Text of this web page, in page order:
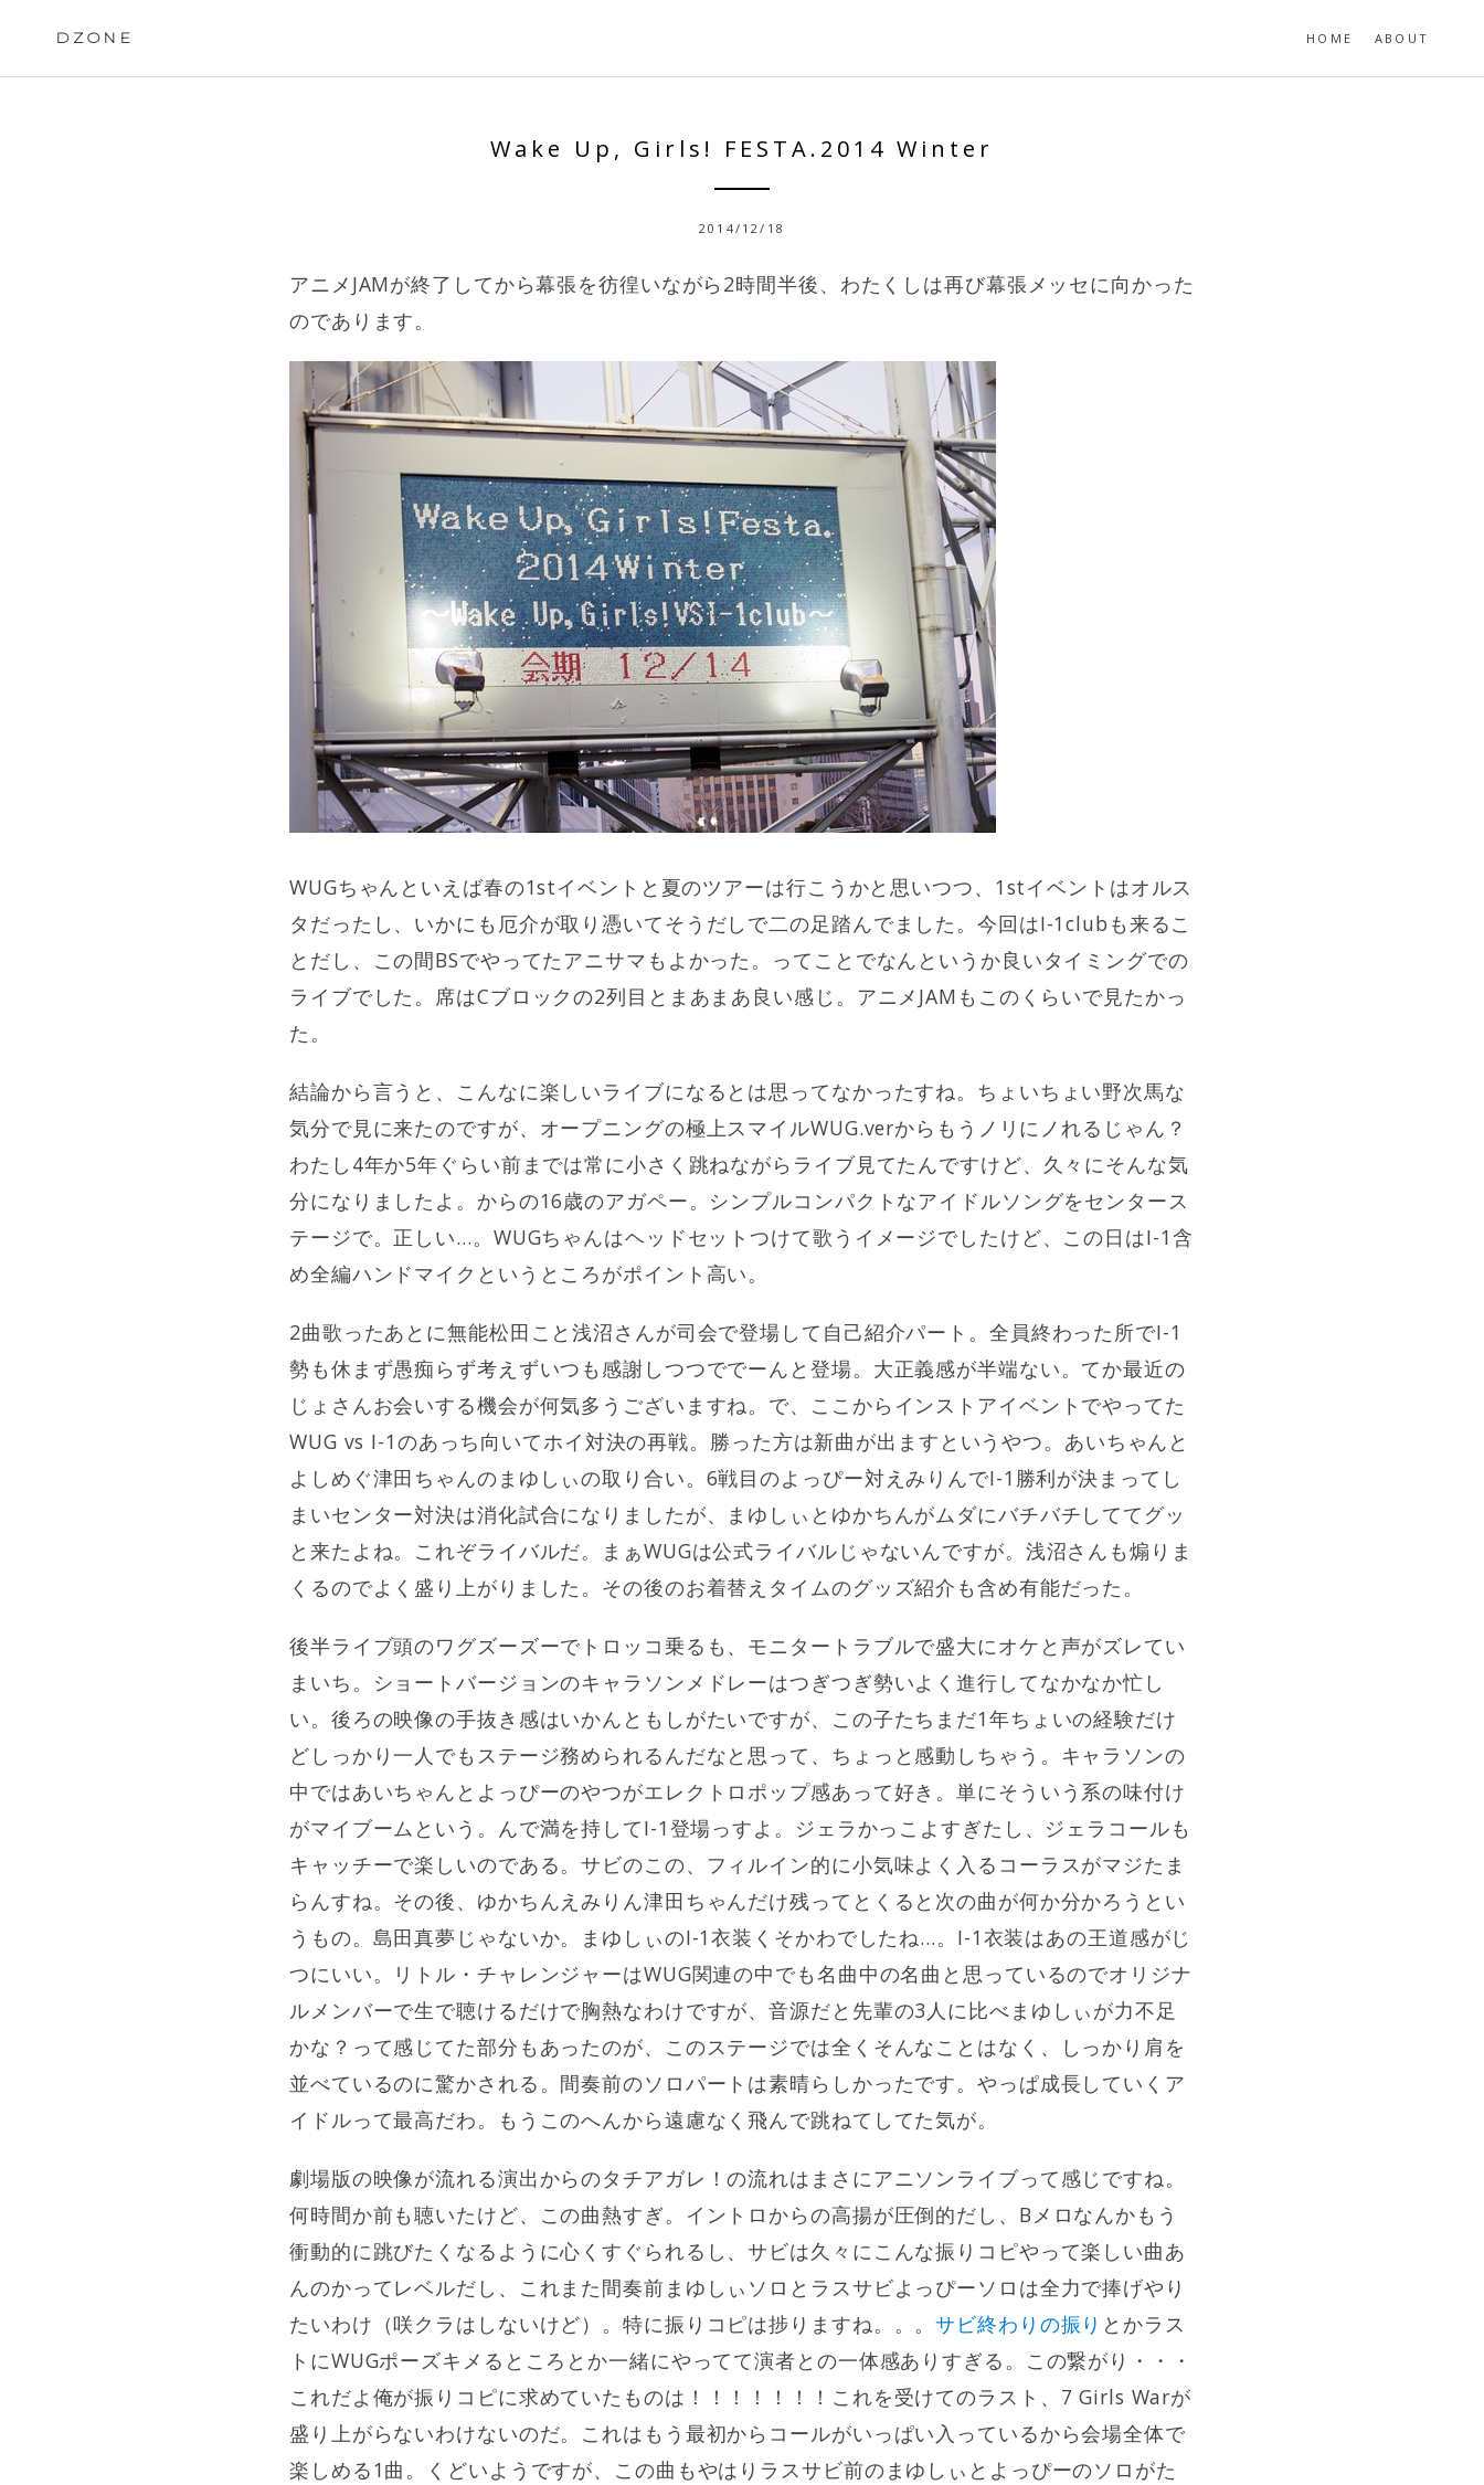
DZONE HOME ABOUT
Wake Up, Girls! FESTA.2014 Winter
2014/12/18
アニメJAMが終了してから幕張を彷徨いながら2時間半後、わたくしは再び幕張メッセに向かった
のであります。
WUGちゃんといえば春の1stイベントと夏のツアーは行こうかと思いつつ、1stイベントはオルス
タだったし、いかにも厄介が取り憑いてそうだしで二の足踏んでました。今回はI-1clubも来るこ
とだし、この間BSでやってたアニサマもよかった。ってことでなんというか良いタイミングでの
ライブでした。席はCブロックの2列目とまあまあ良い感じ。アニメJAMもこのくらいで見たかっ
た。
結論から言うと、こんなに楽しいライブになるとは思ってなかったすね。ちょいちょい野次馬な
気分で見に来たのですが、オープニングの極上スマイルWUG.verからもうノリにノれるじゃん？
わたし4年か5年ぐらい前までは常に小さく跳ねながらライブ見てたんですけど、久々にそんな気
分になりましたよ。からの16歳のアガペー。シンプルコンパクトなアイドルソングをセンタース
テージで。正しい…。WUGちゃんはヘッドセットつけて歌うイメージでしたけど、この日はI-1含
め全編ハンドマイクというところがポイント高い。
2曲歌ったあとに無能松田こと浅沼さんが司会で登場して自己紹介パート。全員終わった所でI-1
勢も休まず愚痴らず考えずいつも感謝しつつででーんと登場。大正義感が半端ない。てか最近の
じょさんお会いする機会が何気多うございますね。で、ここからインストアイベントでやってた
WUG vs I-1のあっち向いてホイ対決の再戦。勝った方は新曲が出ますというやつ。あいちゃんと
よしめぐ津田ちゃんのまゆしぃの取り合い。6戦目のよっぴー対えみりんでI-1勝利が決まってし
まいセンター対決は消化試合になりましたが、まゆしぃとゆかちんがムダにバチバチしててグッ
と来たよね。これぞライバルだ。まぁWUGは公式ライバルじゃないんですが。浅沼さんも煽りま
くるのでよく盛り上がりました。その後のお着替えタイムのグッズ紹介も含め有能だった。
後半ライブ頭のワグズーズーでトロッコ乗るも、モニタートラブルで盛大にオケと声がズレてい
まいち。ショートバージョンのキャラソンメドレーはつぎつぎ勢いよく進行してなかなか忙し
い。後ろの映像の手抜き感はいかんともしがたいですが、この子たちまだ1年ちょいの経験だけ
どしっかり一人でもステージ務められるんだなと思って、ちょっと感動しちゃう。キャラソンの
中ではあいちゃんとよっぴーのやつがエレクトロポップ感あって好き。単にそういう系の味付け
がマイブームという。んで満を持してI-1登場っすよ。ジェラかっこよすぎたし、ジェラコールも
キャッチーで楽しいのである。サビのこの、フィルイン的に小気味よく入るコーラスがマジたま
らんすね。その後、ゆかちんえみりん津田ちゃんだけ残ってとくると次の曲が何か分かろうとい
うもの。島田真夢じゃないか。まゆしぃのI-1衣装くそかわでしたね…。I-1衣装はあの王道感がじ
つにいい。リトル・チャレンジャーはWUG関連の中でも名曲中の名曲と思っているのでオリジナ
ルメンバーで生で聴けるだけで胸熱なわけですが、音源だと先輩の3人に比べまゆしぃが力不足
かな？って感じてた部分もあったのが、このステージでは全くそんなことはなく、しっかり肩を
並べているのに驚かされる。間奏前のソロパートは素晴らしかったです。やっぱ成長していくア
イドルって最高だわ。もうこのへんから遠慮なく飛んで跳ねてしてた気が。
劇場版の映像が流れる演出からのタチアガレ！の流れはまさにアニソンライブって感じですね。
何時間か前も聴いたけど、この曲熱すぎ。イントロからの高揚が圧倒的だし、Bメロなんかもう
衝動的に跳びたくなるように心くすぐられるし、サビは久々にこんな振りコピやって楽しい曲あ
んのかってレベルだし、これまた間奏前まゆしぃソロとラスサビよっぴーソロは全力で捧げやり
たいわけ（咲クラはしないけど）。特に振りコピは捗りますね。。。サビ終わりの振り とかラス
トにWUGポーズキメるところとか一緒にやってて演者との一体感ありすぎる。この繋がり・・・
これだよ俺が振りコピに求めていたものは！！！！！！！これを受けてのラスト、7 Girls Warが
盛り上がらないわけないのだ。これはもう最初からコールがいっぱい入っているから会場全体で
楽しめる1曲。くどいようですが、この曲もやはりラスサビ前のまゆしぃとよっぴーのソロがた